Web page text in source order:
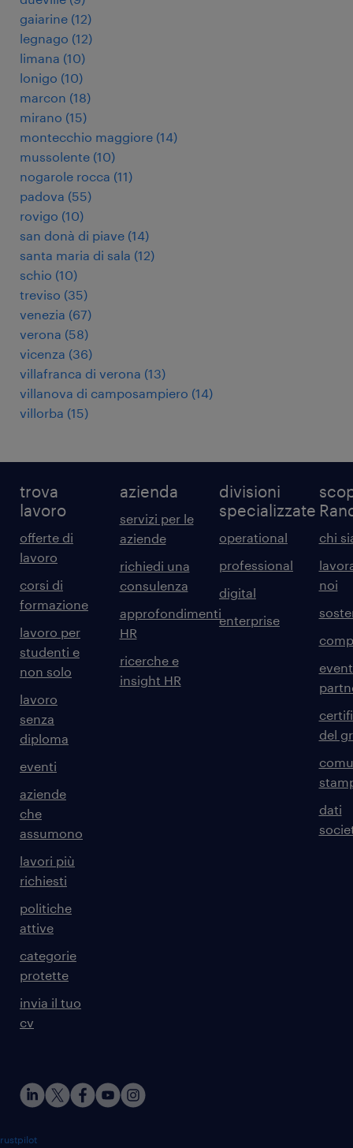
gaiarine (12)
legnago (12)
limana (10)
lonigo (10)
marcon (18)
mirano (15)
montecchio maggiore (14)
mussolente (10)
nogarole rocca (11)
padova (55)
rovigo (10)
san donà di piave (14)
santa maria di sala (12)
schio (10)
treviso (35)
venezia (67)
verona (58)
vicenza (36)
villafranca di verona (13)
villanova di camposampiero (14)
villorba (15)
trova
lavoro
offerte di
lavoro
corsi di
formazione
lavoro per
studenti e
non solo
lavoro
senza
diploma
eventi
aziende
che
assumono
lavori più
richiesti
politiche
attive
categorie
protette
invia il tuo
cv
azienda
servizi per le
aziende
richiedi una
consulenza
approfondimenti
HR
ricerche e
insight HR
divisioni
specializzate
operational
professional
digital
enterprise
chi
noi
del
dati